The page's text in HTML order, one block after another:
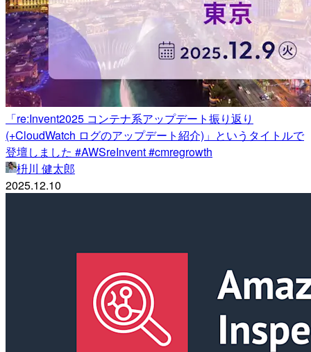
「re:Invent2025 コンテナ系アップデート振り返り
(+CloudWatch ログのアップデート紹介)」というタイトルで
登壇しました #AWSreInvent #cmregrowth
枡川 健太郎
2025.12.10